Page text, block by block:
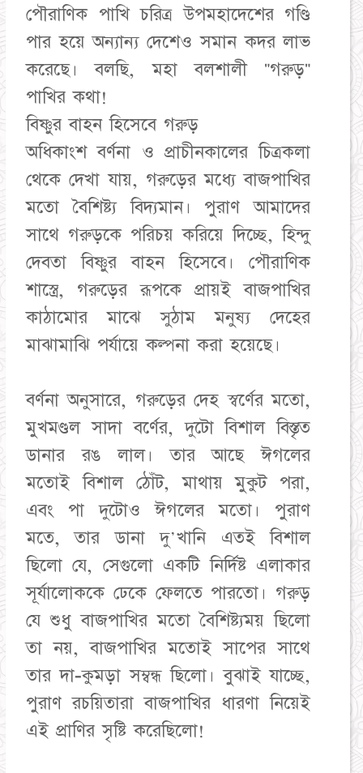
পৌরাণিক পাখি চরিত্র উপমহাদেশের গণ্ডি
পার হয়ে অন্যান্য দেশেও সমান কদর লাভ
করেছে। বলছি, মহা বলশালী "গরুড়"
পাখির কথা!
বিষ্ণুর বাহন হিসেবে গরুড়
অধিকাংশ বর্ণনা ও প্রাচীনকালের চিত্রকলা
থেকে দেখা যায়, গরুড়ের মধ্যে বাজপাখির
মতো বৈশিষ্ট্য বিদ্যমান। পুরাণ আমাদের
সাথে গরুড়কে পরিচয় করিয়ে দিচ্ছে, হিন্দু
দেবতা বিষ্ণুর বাহন হিসেবে। পৌরাণিক
শাস্ত্রে, গরুড়ের রূপকে প্রায়ই বাজপাখির
কাঠামোর মাঝে সুঠাম মনুষ্য দেহের
মাঝামাঝি পর্যায়ে কল্পনা করা হয়েছে।
বর্ণনা অনুসারে, গরুড়ের দেহ স্বর্ণের মতো,
মুখমণ্ডল সাদা বর্ণের, দুটো বিশাল বিস্তৃত
ডানার রঙ লাল। তার আছে ঈগলের
মতোই বিশাল ঠোঁট, মাথায় মুকুট পরা,
এবং পা দুটোও ঈগলের মতো। পুরাণ
মতে, তার ডানা দু'খানি এতই বিশাল
ছিলো যে, সেগুলো একটি নির্দিষ্ট এলাকার
সূর্যালোককে ঢেকে ফেলতে পারতো। গরুড়
যে শুধু বাজপাখির মতো বৈশিষ্ট্যময় ছিলো
তা নয়, বাজপাখির মতোই সাপের সাথে
তার দা-কুমড়া সম্বন্ধ ছিলো। বুঝাই যাচ্ছে,
পুরাণ রচয়িতারা বাজপাখির ধারণা নিয়েই
এই প্রাণির সৃষ্টি করেছিলো!